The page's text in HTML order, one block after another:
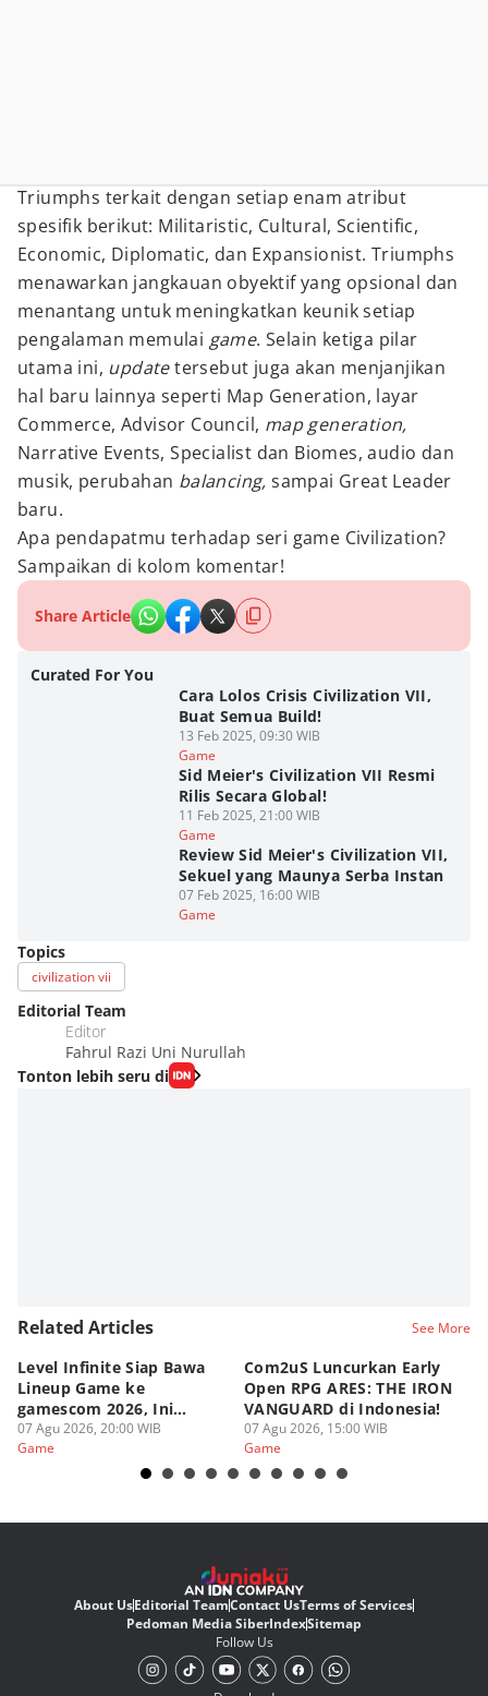
Triumphs terkait dengan setiap enam atribut
spesifik berikut: Militaristic, Cultural, Scientific,
Economic, Diplomatic, dan Expansionist. Triumphs
menawarkan jangkauan obyektif yang opsional dan
menantang untuk meningkatkan keunik setiap
pengalaman memulai game. Selain ketiga pilar
utama ini, updatetersebut juga akan menjanjikan
hal baru lainnya seperti Map Generation, layar
Commerce, Advisor Council, map generation,
Narrative Events, Specialist dan Biomes, audio dan
musik, perubahan balancing,sampai Great Leader
baru.
Apa pendapatmu terhadap seri game Civilization?
Sampaikan di kolom komentar!
Share Article
Curated For You
Cara Lolos Crisis Civilization VII,
Buat Semua Build!
13 Feb 2025, 09:30 WIB
Game
Sid Meier's Civilization VII Resmi
Rilis Secara Global!
11 Feb 2025, 21:00 WIB
Game
Review Sid Meier's Civilization VII,
Sekuel yang Maunya Serba Instan
07 Feb 2025, 16:00 WIB
Game
Topics
civilization vii
Editorial Team
Editor
Fahrul Razi Uni Nurullah
Tonton lebih seru di
Related Articles See More
Level Infinite Siap Bawa
Lineup Game ke
gamescom 2026, Ini
Judulnya!
07 Agu 2026, 20:00 WIB
Game
Com2uS Luncurkan Early
Open RPG ARES: THE IRON
VANGUARD di Indonesia!
07 Agu 2026, 15:00 WIB
Game
About UsEditorial TeamContact UsTerms of Services
Pedoman Media SiberIndexSitemap
Follow Us